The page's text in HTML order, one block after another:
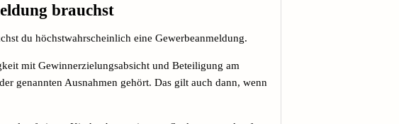
brauchst
du höchstwahrscheinlich eine Gewerbeanmeldung.
mit Gewinnerzielungsabsicht und Beteiligung am
genannten Ausnahmen gehört. Das gilt auch dann, wenn